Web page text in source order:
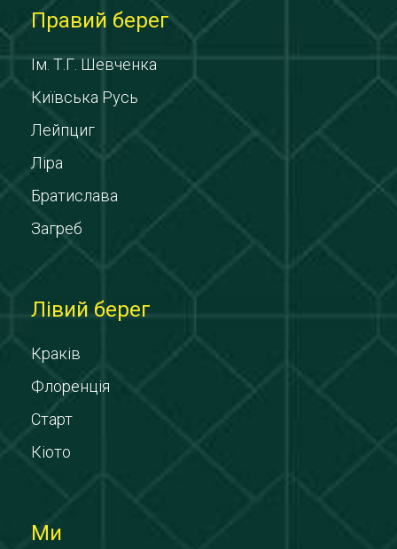
Правий берег
Ім. Т.Г. Шевченка
Київська Русь
Лейпциг
Ліра
Братислава
Загреб
Лівий берег
Краків
Флоренція
Старт
Кіото
Ми